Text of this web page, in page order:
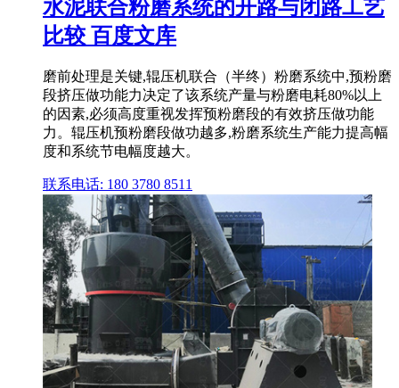
水泥联合粉磨系统的开路与闭路工艺
比较 百度文库
磨前处理是关键,辊压机联合（半终）粉磨系统中,预粉磨
段挤压做功能力决定了该系统产量与粉磨电耗80%以上
的因素,必须高度重视发挥预粉磨段的有效挤压做功能
力。辊压机预粉磨段做功越多,粉磨系统生产能力提高幅
度和系统节电幅度越大。
联系电话: 180 3780 8511